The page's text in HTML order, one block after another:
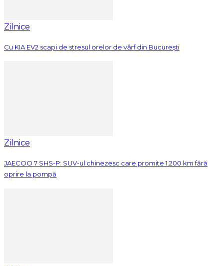
Zilnice
Cu KIA EV2 scapi de stresul orelor de vârf din București
Zilnice
JAECOO 7 SHS-P: SUV-ul chinezesc care promite 1.200 km fără
oprire la pompă